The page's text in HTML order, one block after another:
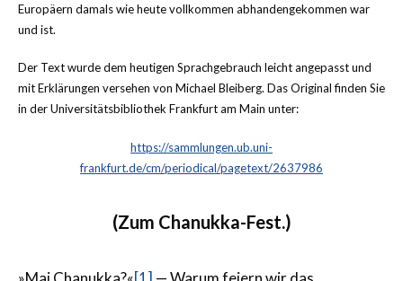
Europäern damals wie heute vollkommen abhandengekommen war
und ist.
Der Text wurde dem heutigen Sprachgebrauch leicht angepasst und
mit Erklärungen versehen von Michael Bleiberg. Das Original finden Sie
in der Universitätsbibliothek Frankfurt am Main unter:
https://sammlungen.ub.uni-
frankfurt.de/cm/periodical/pagetext/2637986
(Zum Chanukka-Fest.)